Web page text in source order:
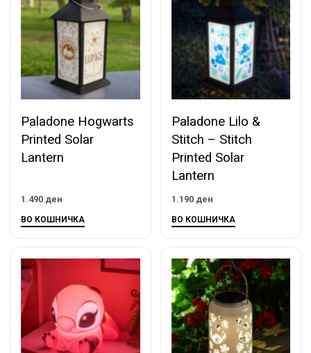
Paladone Hogwarts
Printed Solar
Lantern
1.490 ден
ВО КОШНИЧКА
Paladone Lilo &
Stitch – Stitch
Printed Solar
Lantern
1.190 ден
ВО КОШНИЧКА